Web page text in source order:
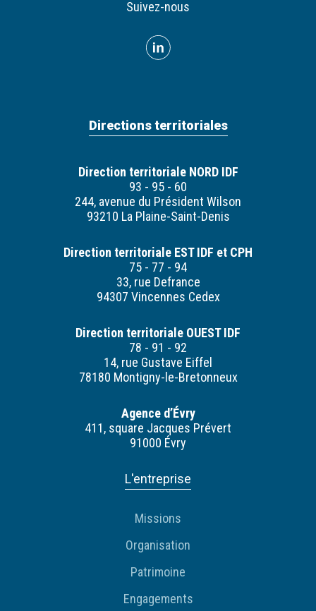
Suivez-nous
Directions territoriales
Direction territoriale NORD IDF
93 - 95 - 60
244, avenue du Président Wilson
93210 La Plaine-Saint-Denis
Direction territoriale EST IDF et CPH
75 - 77 - 94
33, rue Defrance
94307 Vincennes Cedex
Direction territoriale OUEST IDF
78 - 91 - 92
14, rue Gustave Eiffel
78180 Montigny-le-Bretonneux
Agence d’Évry
411, square Jacques Prévert
91000 Évry
L'entreprise
Missions
Organisation
Patrimoine
Engagements